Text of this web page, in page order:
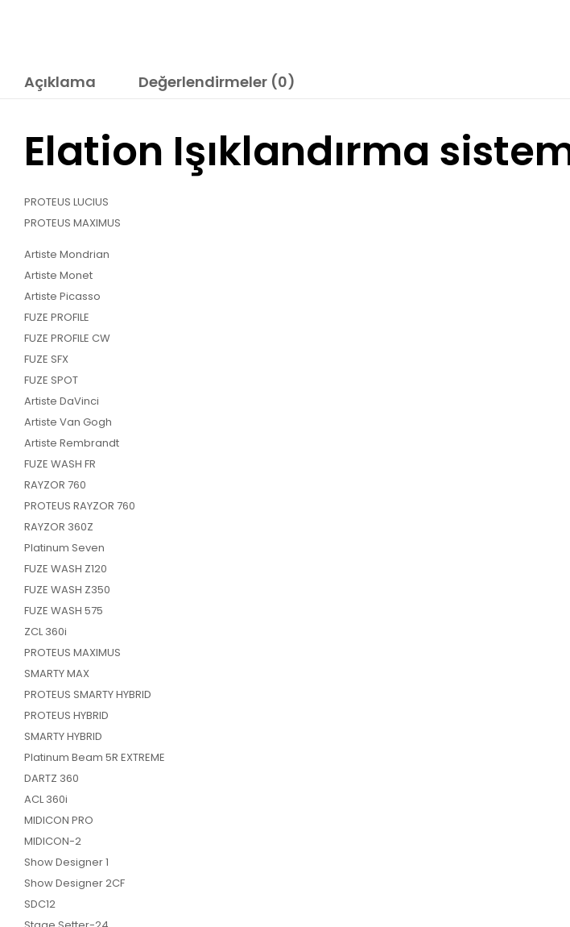
Açıklama Değerlendirmeler (0)
Elation Işıklandırma
PROTEUS LUCIUS
PROTEUS MAXIMUS
Artiste Mondrian
Artiste Monet
Artiste Picasso
FUZE PROFILE
FUZE PROFILE CW
FUZE SFX
FUZE SPOT
Artiste DaVinci
Artiste Van Gogh
Artiste Rembrandt
FUZE WASH FR
RAYZOR 760
PROTEUS RAYZOR 760
RAYZOR 360Z
Platinum Seven
FUZE WASH Z120
FUZE WASH Z350
FUZE WASH 575
ZCL 360i
PROTEUS MAXIMUS
SMARTY MAX
PROTEUS SMARTY HYBRID
PROTEUS HYBRID
SMARTY HYBRID
Platinum Beam 5R EXTREME
DARTZ 360
ACL 360i
MIDICON PRO
MIDICON-2
Show Designer 1
Show Designer 2CF
SDC12